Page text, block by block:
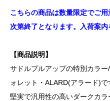
こちらの商品は数量限定でご
次第終了となります。入荷案内
【商品説明】
サドルプルアップの特別カラ
ォレット・ALARD(アラード)で
堅実で汎用性の高いダークカ